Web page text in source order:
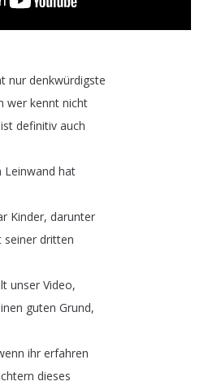
nur denkwürdigste
wer kennt nicht
ist definitiv auch
Leinwand hat
Kinder, darunter
seiner dritten
unser Video,
guten Grund,
ihr erfahren
dieses